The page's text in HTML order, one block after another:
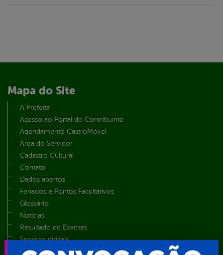
Mapa do Site
A Prefeita
Acesso ao Portal do Contribuinte
Agendamento CastroMóvel
Área do Servidor
Cadastro Cultural
Contato
Dados abertos
Feriados e Pontos Facultativos
Glossário
Notícias
Resultado de Exames
Serviços digitais
Telefones Úteis